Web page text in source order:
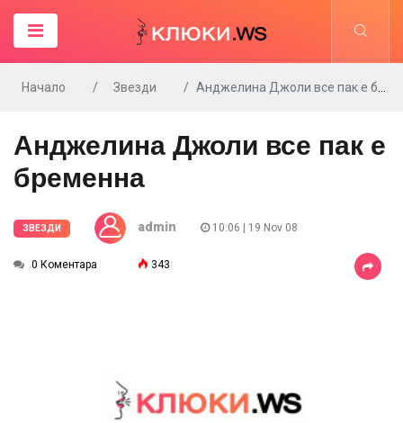
Начало Звезди Анджелина Джоли все пак е бременна
Анджелина Джоли все пак е
бременна
ЗВЕЗДИ admin 10:06 | 19 Nov 08
0 Коментара 343